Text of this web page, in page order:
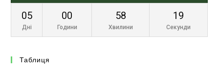
05
Дні
00
Години
58
Хвилини
19
Секунди
Таблиця